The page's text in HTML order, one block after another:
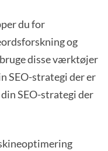
du for
og
disse værktøjer
SEO-strategi der er
SEO-strategi der